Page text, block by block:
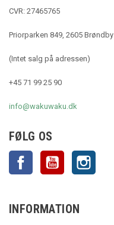
CVR: 27465765
Priorparken 849, 2605 Brøndby
(Intet salg på adressen)
+45 71 99 25 90
info@wakuwaku.dk
FØLG OS
Facebook YouTube
INFORMATION